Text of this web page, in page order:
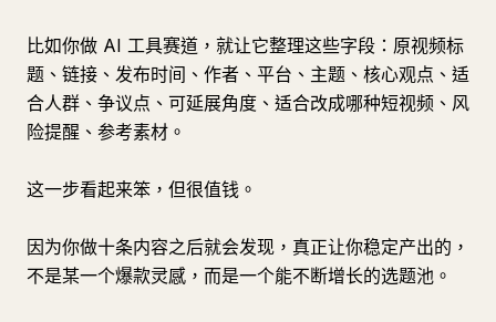
比如你做 AI 工具赛道，就让它整理这些字段：原视频标
题、链接、发布时间、作者、平台、主题、核心观点、适
合人群、争议点、可延展角度、适合改成哪种短视频、风
险提醒、参考素材。
这一步看起来笨，但很值钱。
因为你做十条内容之后就会发现，真正让你稳定产出的，
不是某一个爆款灵感，而是一个能不断增长的选题池。